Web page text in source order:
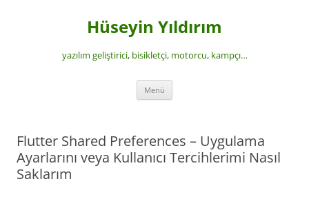
Hüseyin Yıldırım
yazılım geliştirici, bisikletçi, motorcu, kampçı…
Menü
Flutter Shared Preferences – Uygulama
Ayarlarını veya Kullanıcı Tercihlerimi Nasıl
Saklarım